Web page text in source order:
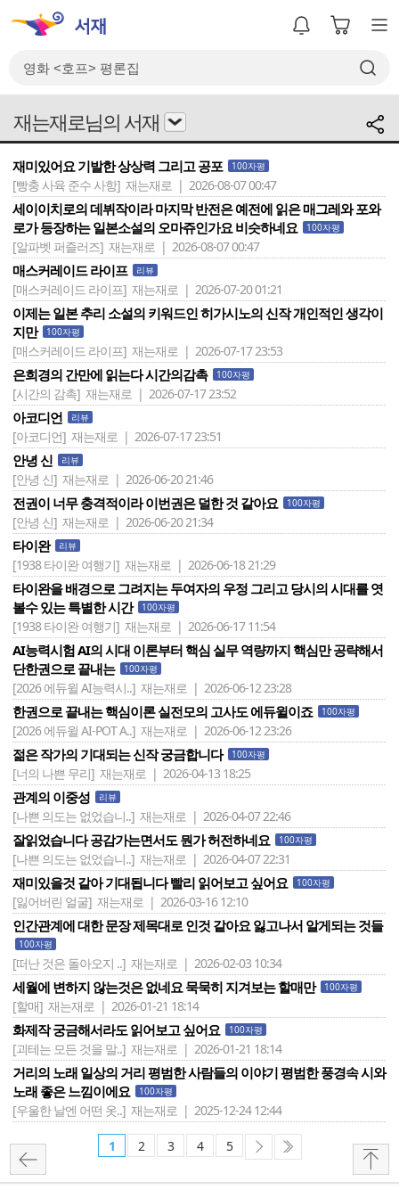
재는재로님의 서재
재미있어요 기발한 상상력 그리고 공포 100자평
[빵충 사육 준수 사항] 재는재로 | 2026-08-07 00:47
세이이치로의 데뷔작이라 마지막 반전은 예전에 읽은 매그레와 포와
로가 등장하는 일본소설의 오마쥬인가요 비슷하네요
100자평
[알파벳 퍼즐러즈] 재는재로 | 2026-08-07 00:47
매스커레이드 라이프 리뷰
[매스커레이드 라이프] 재는재로 | 2026-07-20 01:21
이제는 일본 추리 소설의 키워드인 히가시노의 신작 개인적인 생각이
지만
100자평
[매스커레이드 라이프] 재는재로 | 2026-07-17 23:53
은희경의 간만에 읽는다 시간의감촉 100자평
[시간의 감촉] 재는재로 | 2026-07-17 23:52
아코디언 리뷰
[아코디언] 재는재로 | 2026-07-17 23:51
안녕 신 리뷰
[안녕 신] 재는재로 | 2026-06-20 21:46
전권이 너무 충격적이라 이번권은 덜한 것 같아요 100자평
[안녕 신] 재는재로 | 2026-06-20 21:34
타이완 리뷰
[1938 타이완 여행기] 재는재로 | 2026-06-18 21:29
타이완을 배경으로 그려지는 두여자의 우정 그리고 당시의 시대를 엿
볼수 있는 특별한 시간
100자평
[1938 타이완 여행기] 재는재로 | 2026-06-17 11:54
AI능력시험 AI의 시대 이론부터 핵심 실무 역량까지 핵심만 공략해서
단한권으로 끝내는
100자평
[2026 에듀윌 AI능력시..] 재는재로 | 2026-06-12 23:28
한권으로 끝내는 핵심이론 실전모의 고사도 에듀윌이죠 100자평
[2026 에듀윌 AI-POT A..] 재는재로 | 2026-06-12 23:26
젊은 작가의 기대되는 신작 궁금합니다 100자평
[너의 나쁜 무리] 재는재로 | 2026-04-13 18:25
관계의 이중성 리뷰
[나쁜 의도는 없었습니..] 재는재로 | 2026-04-07 22:46
잘읽었습니다 공감가는면서도 뭔가 허전하네요 100자평
[나쁜 의도는 없었습니..] 재는재로 | 2026-04-07 22:31
재미있을것 같아 기대됩니다 빨리 읽어보고 싶어요 100자평
[잃어버린 얼굴] 재는재로 | 2026-03-16 12:10
인간관계에 대한 문장 제목대로 인것 같아요 잃고나서 알게되는 것들
100자평
[떠난 것은 돌아오지 ..] 재는재로 | 2026-02-03 10:34
세월에 변하지 않는것은 없네요 묵묵히 지겨보는 할매만 100자평
[할매] 재는재로 | 2026-01-21 18:14
화제작 궁금해서라도 읽어보고 싶어요 100자평
[괴테는 모든 것을 말..] 재는재로 | 2026-01-21 18:14
거리의 노래 일상의 거리 평범한 사람들의 이야기 평범한 풍경속 시와
노래 좋은 느낌이에요
100자평
[우울한 날엔 어떤 옷..] 재는재로 | 2025-12-24 12:44
1 2 3 4 5